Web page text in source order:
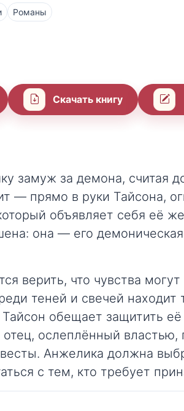
Романы
Скачать книгу
замуж за демона, считая
— прямо в руки Тайсона,
объявляет себя её
она — его
верить, что чувства
теней и свечей
обещает защитить
отец, ослеплённый
Анжелика должна
с тем, кто требует